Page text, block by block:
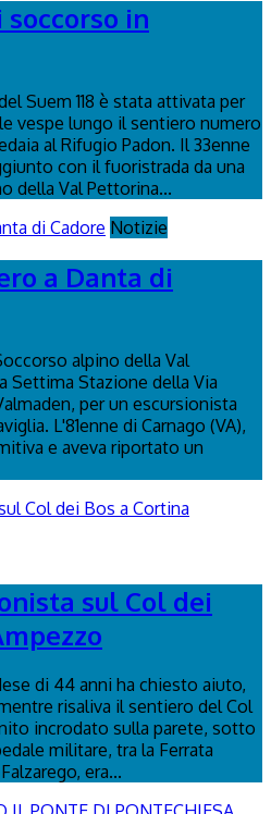
in
Suem 118 è stata attivata per
vespe lungo il sentiero numero
al Rifugio Padon. Il 33enne
con il fuoristrada da una
della Val Pettorina...
Notizie
a Danta di
alpino della Val
Settima Stazione della Via
per un escursionista
L'81enne di Carnago (VA),
e aveva riportato un
sul Col dei
di 44 anni ha chiesto aiuto,
risaliva il sentiero del Col
incrodato sulla parete, sotto
militare, tra la Ferrata
era...